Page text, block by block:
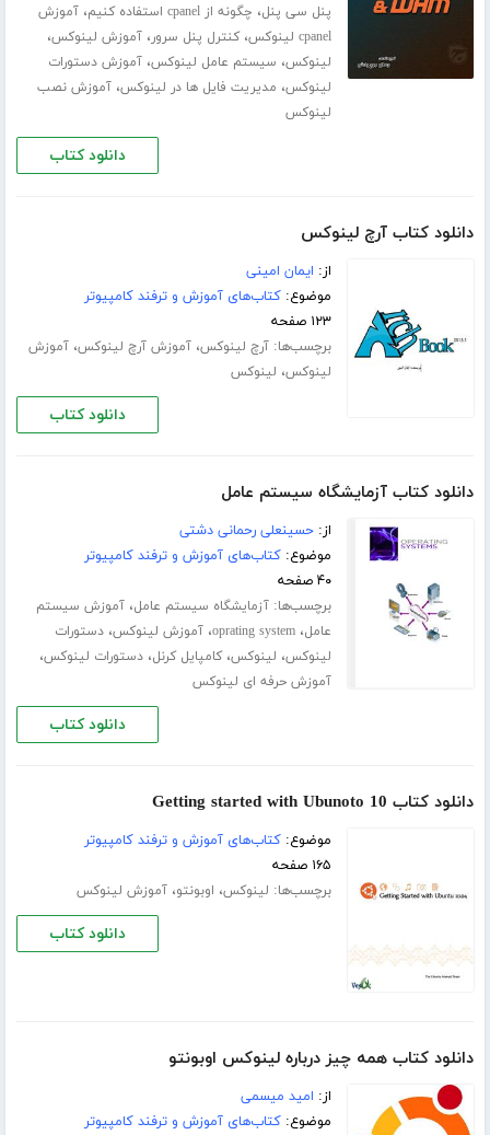
پنل سی پنل، چگونه از cpanel استفاده کنیم ،آموزش
cpanel لینوکس
،کنترل پنل سرور،آموزش لینوکس،
لینوکس، سیستم عامل لینوکس،آموزش دستورات
لینوکس، مدیریت فایل ها در لینوکس،آموزش نصب
لینوکس
دانلود کتاب
دانلود کتاب آرچ لینوکس
از: ایمان امینی
موضوع:کتاب‌های آموزش و ترفند کامپیوتر
۱۲۳ صفحه
برچسب‌ها:آرچ لینوکس،آموزش آرچ لینوکس،آموزش
لینوکس، لینوکس
دانلود کتاب
دانلود کتاب آزمایشگاه سیستم عامل
از:حسینعلی رحمانی دشتی
موضوع:کتاب‌های آموزش و ترفند کامپیوتر
۴۰ صفحه
برچسب‌ها:آزمایشگاه سیستم عامل،آموزش سیستم
عامل،oprating system،آموزش لینوکس،دستورات
لینوکس، لینوکس،کامپایل کرنل،دستورات لینوکس،
آموزش حرفه ای لینوکس
دانلود کتاب
دانلود کتاب Getting started with Ubunoto 10
موضوع:کتاب‌های آموزش و ترفند کامپیوتر
۱۶۵ صفحه
برچسب‌ها: لینوکس، اوبونتو،آموزش لینوکس
دانلود کتاب
دانلود کتاب همه چیز درباره لینوکس اوبونتو
از: امید میسمی
موضوع:کتاب‌های آموزش و ترفند کامپیوتر